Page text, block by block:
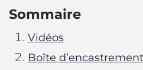
Sommaire
Vidéos
Boîte